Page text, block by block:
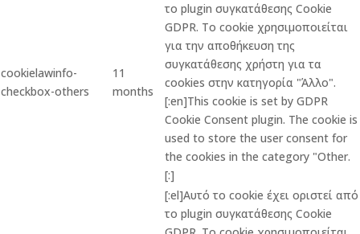
cookielawinfo-
checkbox-others
11
months
το plugin συγκατάθεσης Cookie
GDPR. Το cookie χρησιμοποιείται
για την αποθήκευση της
συγκατάθεσης χρήστη για τα
cookies στην κατηγορία "Άλλο".
[:en]This cookie is set by GDPR
Cookie Consent plugin. The cookie is
used to store the user consent for
the cookies in the category "Other.
[:]
[:el]Αυτό το cookie έχει οριστεί από
το plugin συγκατάθεσης Cookie